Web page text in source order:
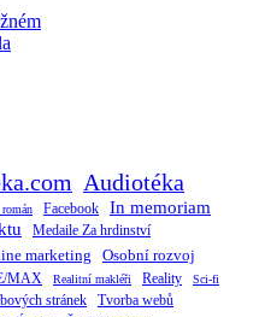
Audiotéka
Facebook In memoriam
Medaile Za hrdinství
marketing Osobní rozvoj
MAX Realitní makléři Reality Sci-fi
stránek Tvorba webů